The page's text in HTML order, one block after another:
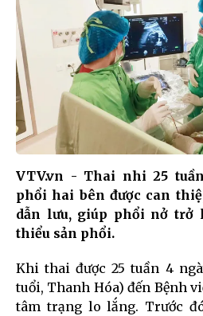
VTV.vn - Thai nhi 25
phổi hai bên được can
dẫn lưu, giúp phổi nở trở
thiểu sản phổi.
Khi thai được 25 tuần 4
tuổi, Thanh Hóa) đến Bệnh
tâm trạng lo lắng. Trước